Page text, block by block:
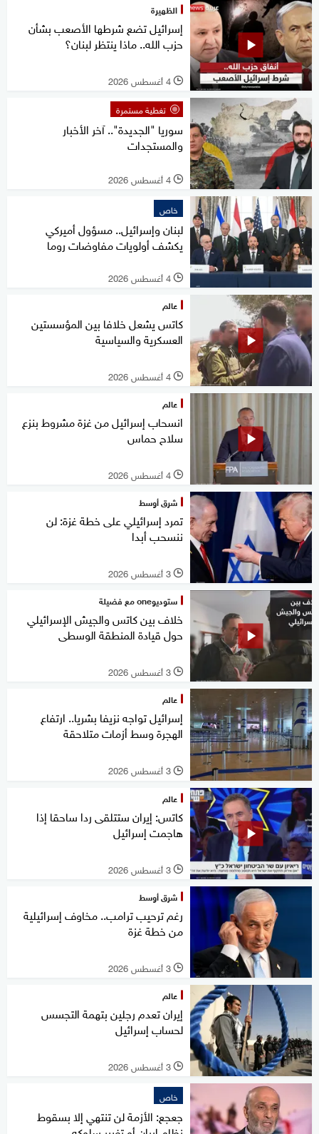
الظهيرة
إسرائيل تضع شرطها الأصعب بشأن
حزب الله.. ماذا ينتظر لبنان؟
l 4 أغسطس 2026
تغطية مستمرة
سوريا "الجديدة".. آخر الأخبار
والمستجدات
l 4 أغسطس 2026
خاص
لبنان وإسرائيل.. مسؤول أميركي
يكشف أولويات مفاوضات روما
l 4 أغسطس 2026
عالم
كاتس يشعل خلافا بين المؤسستين
العسكرية والسياسية
l 4 أغسطس 2026
عالم
انسحاب إسرائيل من غزة مشروط بنزع
سلاح حماس
l 4 أغسطس 2026
شرق أوسط
تمرد إسرائيلي على خطة غزة: لن
ننسحب أبدا
l 3 أغسطس 2026
ستوديوone مع فضيلة
خلاف بين كاتس والجيش الإسرائيلي
حول قيادة المنطقة الوسطى
l 3 أغسطس 2026
عالم
إسرائيل تواجه نزيفا بشريا.. ارتفاع
الهجرة وسط أزمات متلاحقة
l 3 أغسطس 2026
عالم
كاتس: إيران ستتلقى ردا ساحقا إذا
هاجمت إسرائيل
l 3 أغسطس 2026
شرق أوسط
رغم ترحيب ترامب.. مخاوف إسرائيلية
من خطة غزة
l 3 أغسطس 2026
عالم
إيران تعدم رجلين بتهمة التجسس
لحساب إسرائيل
l 3 أغسطس 2026
خاص
جعجع: الأزمة لن تنتهي إلا بسقوط